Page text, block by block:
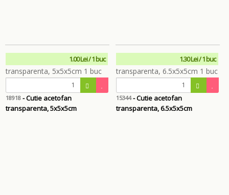
1.00 Lei / 1 buc
18918 - Cutie acetofan
transparenta, 5x5x5cm
1.30 Lei / 1 buc
15344- Cutie acetofan
transparenta, 6.5x5x5cm